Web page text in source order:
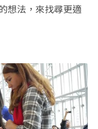
想法，來找尋更適